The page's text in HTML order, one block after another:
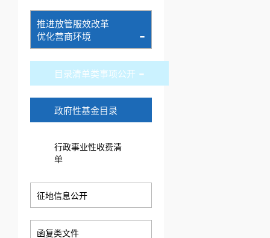
推进放管服效改革
优化营商环境
-
目录清单类事项公开 -
政府性基金目录
行政事业性收费清
单
征地信息公开
函复类文件